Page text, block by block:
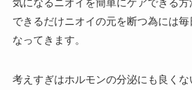
気になるニオイを簡単にケアできる方
できるだけニオイの元を断つ為には
なってきます。
考えすぎはホルモンの分泌にも良くな